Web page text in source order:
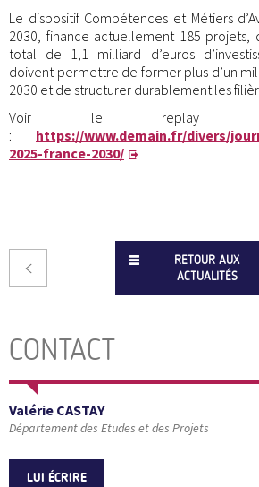
Le dispositif Compétences et Métiers
2030, finance actuellement 185 projets,
total de 1,1 milliard d’euros
doivent permettre de former plus d’un
2030 et de structurer durablement les
Voir le replay de
: https://www.demain.fr/divers/
2025-france-2030/
RETOUR AUX
ACTUALITÉS
CONTACT
Valérie CASTAY
Département des Etudes et des Projets
LUI ÉCRIRE